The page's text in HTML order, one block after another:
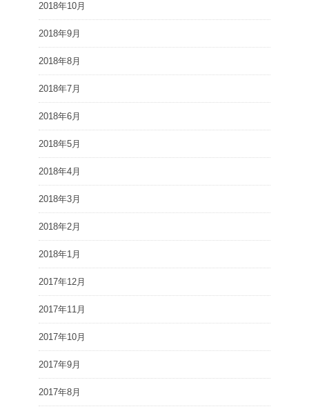
2018年10月
2018年9月
2018年8月
2018年7月
2018年6月
2018年5月
2018年4月
2018年3月
2018年2月
2018年1月
2017年12月
2017年11月
2017年10月
2017年9月
2017年8月